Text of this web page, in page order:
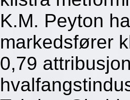
K.M. Peyton
markedsfører
0,79